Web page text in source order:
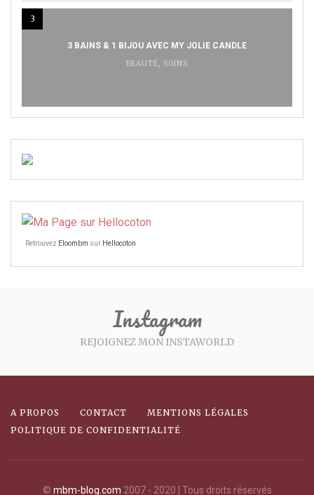
3
3 BAINS & 1 BIJOU AVEC MY JOLIE CANDLE
BEAUTÉ SOINS
Retrouvez Eloombm sur Hellocoton
Instagram
REJOIGNEZ MON INSTAWORLD
A PROPOS CONTACT
MENTIONS LÉGALES
POLITIQUE DE CONFIDENTIALITÉ
© mbm-blog.com 2007 - 2020 | Tous droits réservés